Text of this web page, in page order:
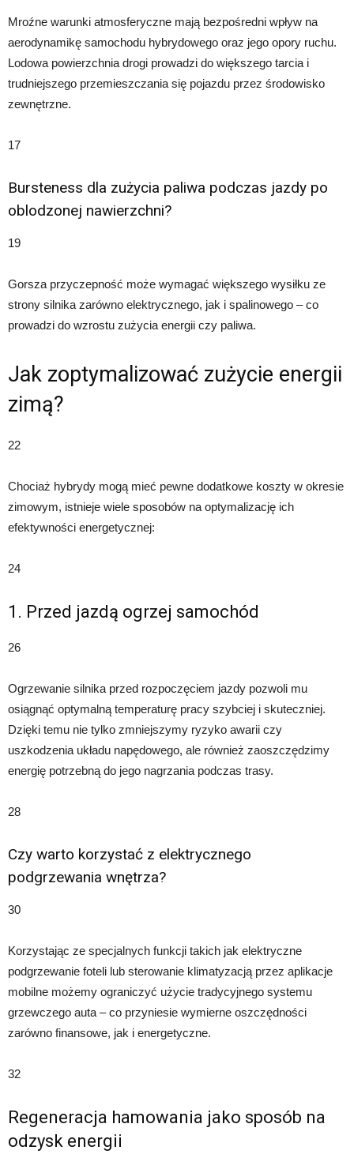
Mroźne warunki atmosferyczne mają bezpośredni wpływ na
aerodynamikę samochodu hybrydowego oraz jego opory ruchu.
Lodowa powierzchnia drogi prowadzi do większego tarcia i
trudniejszego przemieszczania się pojazdu przez środowisko
zewnętrzne.
17
Bursteness dla zużycia paliwa podczas jazdy po
oblodzonej nawierzchni?
19
Gorsza przyczepność może wymagać większego wysiłku ze
strony silnika zarówno elektrycznego, jak i spalinowego – co
prowadzi do wzrostu zużycia energii czy paliwa.
Jak zoptymalizować zużycie energii
zimą?
22
Chociaż hybrydy mogą mieć pewne dodatkowe koszty w okresie
zimowym, istnieje wiele sposobów na optymalizację ich
efektywności energetycznej:
24
1. Przed jazdą ogrzej samochód
26
Ogrzewanie silnika przed rozpoczęciem jazdy pozwoli mu
osiągnąć optymalną temperaturę pracy szybciej i skuteczniej.
Dzięki temu nie tylko zmniejszymy ryzyko awarii czy
uszkodzenia układu napędowego, ale również zaoszczędzimy
energię potrzebną do jego nagrzania podczas trasy.
28
Czy warto korzystać z elektrycznego
podgrzewania wnętrza?
30
Korzystając ze specjalnych funkcji takich jak elektryczne
podgrzewanie foteli lub sterowanie klimatyzacją przez aplikacje
mobilne możemy ograniczyć użycie tradycyjnego systemu
grzewczego auta – co przyniesie wymierne oszczędności
zarówno finansowe, jak i energetyczne.
32
Regeneracja hamowania jako sposób na
odzysk energii